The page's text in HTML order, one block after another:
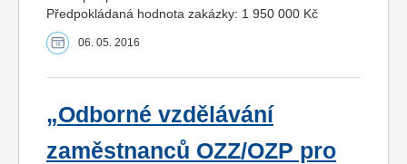
Předpokládaná hodnota zakázky: 1 950 000 Kč
06. 05. 2016
„Odborné vzdělávání
zaměstnanců OZZ/OZP pro